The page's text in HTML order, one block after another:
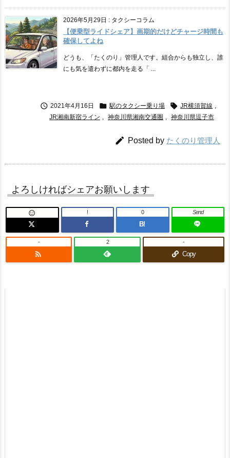
2026年5月29日 : タクシーコラム
【便乗型ライドシェア】画期的だけどチャージ時間も
確保してよね
どうも、「たくのり」管理人です。組合からも独立し、誰
にも気を遣わずに都内を走る「 ...
 2021年4月16日  駅のタクシー乗り場  JR横須賀線
JR湘南新宿ライン
神奈川県湘南交通圏 神奈川県逗子市
 Posted by たくのり管理人
よろしければシェアお願いします
 !
B!
0 Send

- 2
Copy
-